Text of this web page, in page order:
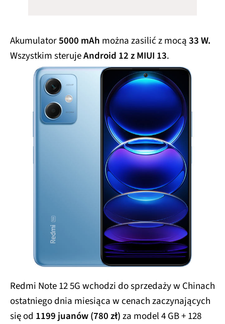
Akumulator5000 mAh można zasilić z mocą33 W.
Wszystkim sterujeAndroid 12 z MIUI 13.
Redmi Note 12 5G wchodzi do sprzedaży w Chinach
ostatniego dnia miesiąca w cenach zaczynających
się od 1199 juanów (780 zł)za model 4 GB + 128